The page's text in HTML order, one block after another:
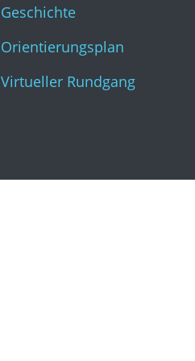
Geschichte
Orientierungsplan
Virtueller Rundgang